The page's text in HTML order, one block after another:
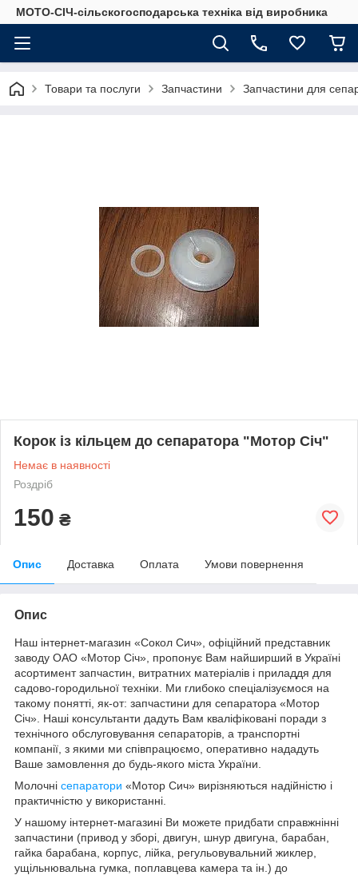
МОТО-СІЧ-сільскогосподарська техніка від виробника
Товари та послуги Запчастини Запчастини для
Корок із кільцем до сепаратора "Мотор Січ"
Немає в наявності
Роздріб
150 ₴
Опис Доставка Оплата Умови повернення
Опис
Наш інтернет-магазин «Сокол Сич», офіційний представник
заводу ОАО «Мотор Січ», пропонує Вам найширший в Україні
асортимент запчастин, витратних матеріалів і приладдя для
садово-городильної техніки. Ми глибоко спеціалізуємося на
такому понятті, як-от: запчастини для сепаратора «Мотор
Січ». Наші консультанти дадуть Вам кваліфіковані поради з
технічного обслуговування сепараторів, а транспортні
компанії, з якими ми співпрацюємо, оперативно нададуть
Ваше замовлення до будь-якого міста України.
Молочні сепаратори «Мотор Сич» вирізняються надійністю і
практичністю у використанні.
У нашому інтернет-магазині Ви можете придбати справжнінні
запчастини (привод у зборі, двигун, шнур двигуна, барабан,
гайка барабана, корпус, лійка, регульовувальний жиклер,
ущільнювальна гумка, поплавцева камера та ін.) до